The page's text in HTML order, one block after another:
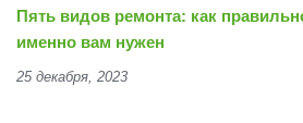
Пять видов ремонта: как
именно вам нужен
25 декабря, 2023